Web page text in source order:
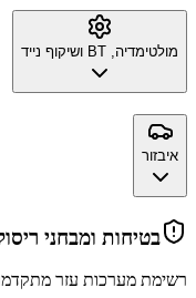
מולטימדיה, BT ושיקוף נייד
איבזור
בטיחות ומבחני
רשימת מערכות עזר